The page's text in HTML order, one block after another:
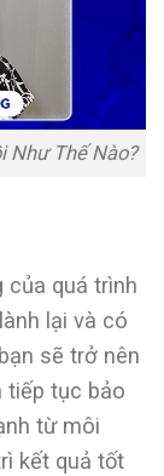
Như Thế Nào?
của quá trình
lại và có
sẽ trở nên
tiếp tục bảo
từ môi
kết quả tốt